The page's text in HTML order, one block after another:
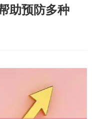
助预防多种